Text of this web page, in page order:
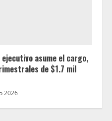
asume el cargo,
de $1.7 mil
2026